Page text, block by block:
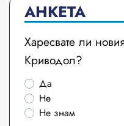
АНКЕТА
Харесвате ли
Криводол?
Да
Не
Не знам